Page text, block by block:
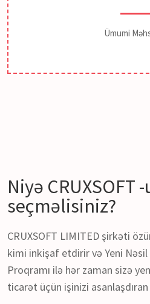
Ümumi
Niyə CRUXSOFT -
seçməlisiniz?
CRUXSOFT LIMITED şirkəti
kimi inkişaf etdirir və Yeni
Proqramı ilə hər zaman sizə
ticarət üçün işinizi asanlaşdıran